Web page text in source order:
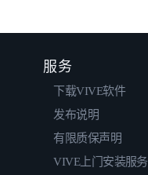
服务
下载VIVE软件
发布说明
有限质保声明
VIVE上门安装服务